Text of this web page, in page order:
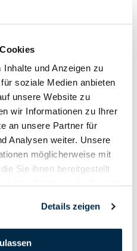
und Anzeigen zu
soziale Medien anbieten
unsere Website zu
wir Informationen zu Ihrer
an unsere Partner für
Analysen weiter. Unsere
möglicherweise mit
Sie ihnen bereitgestellt
Details zeigen